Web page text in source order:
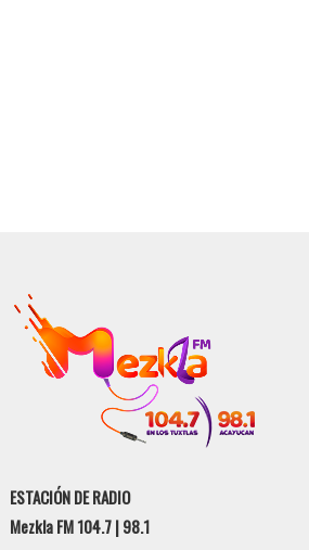
ESTACIÓN DE RADIO
Mezkla FM 104.7 | 98.1